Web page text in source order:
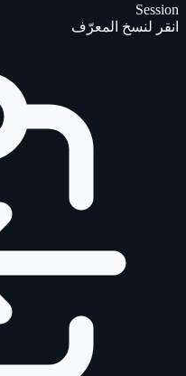
Session
انقر لنسخ المعرّف